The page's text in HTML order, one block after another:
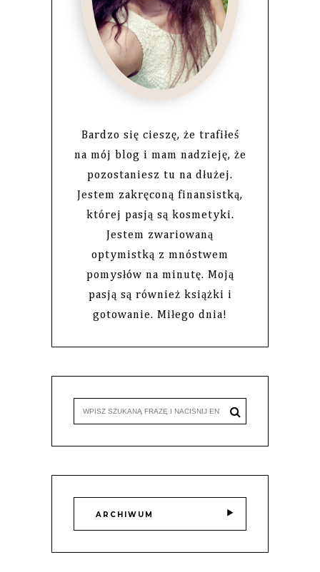
Bardzo się cieszę, że trafiłeś
na mój blog i mam nadzieję, że
pozostaniesz tu na dłużej.
Jestem zakręconą finansistką,
której pasją są kosmetyki.
Jestem zwariowaną
optymistką z mnóstwem
pomysłów na minutę. Moją
pasją są również książki i
gotowanie. Miłego dnia!
ARCHIWUM